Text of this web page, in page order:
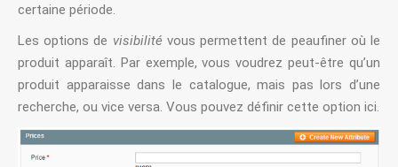
certaine période.
Les options de visibilité vous permettent de peaufiner où le
produit apparaît. Par exemple, vous voudrez peut-être qu’un
produit apparaisse dans le catalogue, mais pas lors d’une
recherche, ou vice versa. Vous pouvez définir cette option ici.